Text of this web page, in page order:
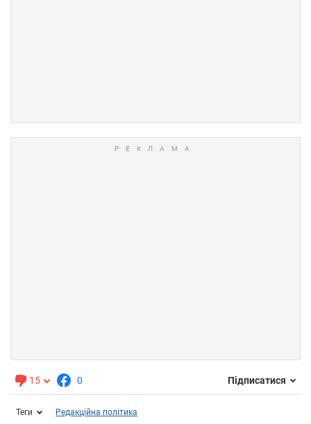
15 0 Підписатися
Теги Редакційна політика